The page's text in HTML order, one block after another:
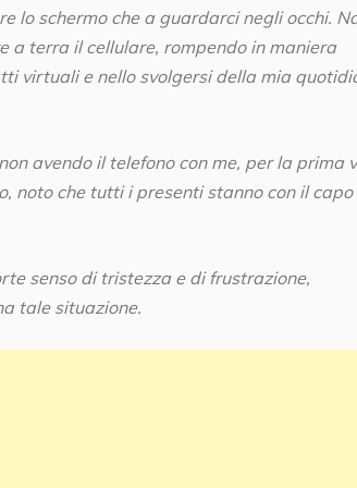
lo schermo che a guardarci negli occhi.
a terra il cellulare, rompendo in maniera
virtuali e nello svolgersi della mia
avendo il telefono con me, per la prima
noto che tutti i presenti stanno con il capo
senso di tristezza e di frustrazione,
tale situazione.